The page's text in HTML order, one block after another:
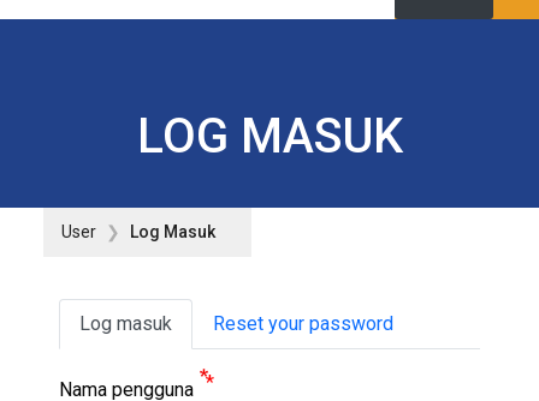
LOG MASUK
User Log Masuk
Primary tabs
Log masuk Reset your password
Nama pengguna